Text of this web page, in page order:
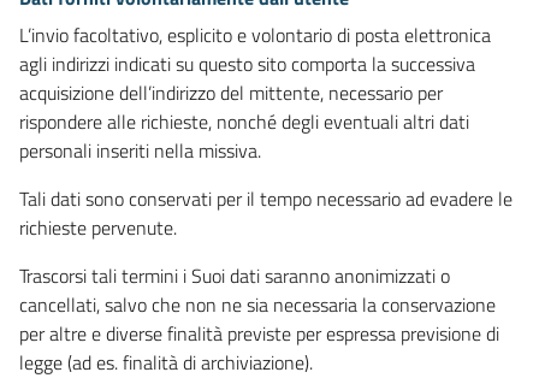
L’invio facoltativo, esplicito e volontario di posta elettronica
agli indirizzi indicati su questo sito comporta la successiva
acquisizione dell’indirizzo del mittente, necessario per
rispondere alle richieste, nonché degli eventuali altri dati
personali inseriti nella missiva.
Tali dati sono conservati per il tempo necessario ad evadere le
richieste pervenute.
Trascorsi tali termini i Suoi dati saranno anonimizzati o
cancellati, salvo che non ne sia necessaria la conservazione
per altre e diverse finalità previste per espressa previsione di
legge (ad es. finalità di archiviazione).